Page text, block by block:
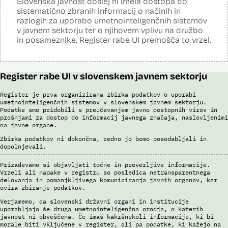
S sistemom AFIS (Automated Fingerprint Identification System /
Sistem za avtomatizirano identifikacijo prstnih odtisov), ki temelji na
uporabi algoritmov za izdelavo in iskanje biometričnih razpoznavnih
znakov, je omogočena primerjava in iskanje prstnih odtisov.
Brošura 60 let informacijsko telekomunikacijskega sistema policije
Odgovor na zahtevo za dostop do informacij javnega značaja
sistematično zbranih informacij o načinih in
razlogih za uporabo umetnointeligenčnih sistemov
v javnem sektorju ter o njihovem vplivu na družbo
in posameznike. Register rabe UI premošča to vrzel.
Register rabe UI v slovenskem javnem sektorju
Register je prva organizirana zbirka podatkov o uporabi
umetnointeligenčnih sistemov v slovenskem javnem sektorju.
Podatke smo pridobili s preučevanjem javno dostopnih virov in
prošnjami za dostop do informacij javnega značaja, naslovljenimi
na javne organe.
Zbirka podatkov ni dokončna, redno jo bomo posodabljali in
dopolnjevali.
Prizadevamo si objavljati točne in preverljive informacije.
Vrzeli ali napake v registru so posledica netransparentnega
delovanja in pomanjkljivega komuniciranja javnih organov, kar
ovira zbiranje podatkov.
Verjamemo, da slovenski državni organi in institucije
uporabljajo še druga umetnointeligenčna orodja, o katerih
javnost ni obveščena. Če imaš kakršnekoli informacije, ki bi
morale biti vključene v register, ali pa podatke, ki kažejo na